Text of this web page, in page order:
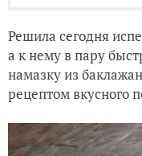
Решила сегодня
а к нему в пару
намазку из
рецептом вкусного